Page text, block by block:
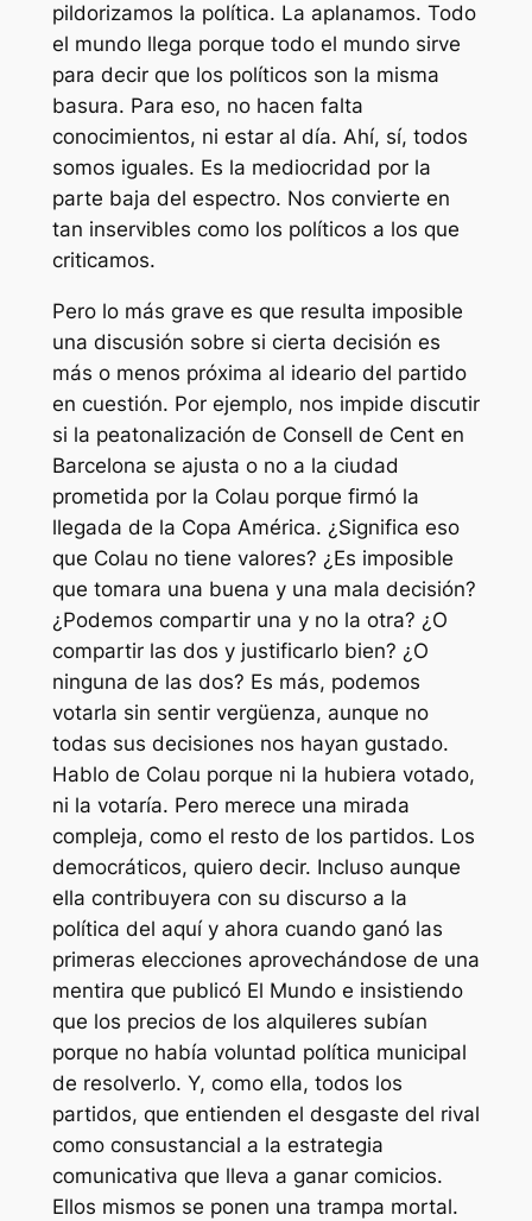
pildorizamos la política. La aplanamos. Todo
el mundo llega porque todo el mundo sirve
para decir que los políticos son la misma
basura. Para eso, no hacen falta
conocimientos, ni estar al día. Ahí, sí, todos
somos iguales. Es la mediocridad por la
parte baja del espectro. Nos convierte en
tan inservibles como los políticos a los que
criticamos.
Pero lo más grave es que resulta imposible
una discusión sobre si cierta decisión es
más o menos próxima al ideario del partido
en cuestión. Por ejemplo, nos impide discutir
si la peatonalización de Consell de Cent en
Barcelona se ajusta o no a la ciudad
prometida por la Colau porque firmó la
llegada de la Copa América. ¿Significa eso
que Colau no tiene valores? ¿Es imposible
que tomara una buena y una mala decisión?
¿Podemos compartir una y no la otra? ¿O
compartir las dos y justificarlo bien? ¿O
ninguna de las dos? Es más, podemos
votarla sin sentir vergüenza, aunque no
todas sus decisiones nos hayan gustado.
Hablo de Colau porque ni la hubiera votado,
ni la votaría. Pero merece una mirada
compleja, como el resto de los partidos. Los
democráticos, quiero decir. Incluso aunque
ella contribuyera con su discurso a la
política del aquí y ahora cuando ganó las
primeras elecciones aprovechándose de una
mentira que publicó El Mundo e insistiendo
que los precios de los alquileres subían
porque no había voluntad política municipal
de resolverlo. Y, como ella, todos los
partidos, que entienden el desgaste del rival
como consustancial a la estrategia
comunicativa que lleva a ganar comicios.
Ellos mismos se ponen una trampa mortal.